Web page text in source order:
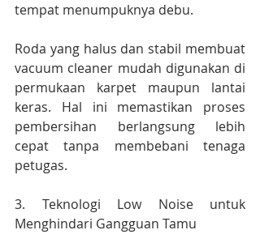
tempat menumpuknya debu.
Roda yang halus dan stabil membuat
vacuum cleaner mudah digunakan di
permukaan karpet maupun lantai
keras. Hal ini memastikan proses
pembersihan berlangsung lebih
cepat tanpa membebani tenaga
petugas.
3. Teknologi Low Noise untuk
Menghindari Gangguan Tamu